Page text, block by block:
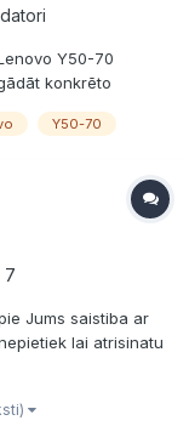
Y50-70
konkrēto
Jāpiebilst, ka
atsa...
Y50-70
7
Jums saistiba ar
lai atrisinatu
vel nav bijusi